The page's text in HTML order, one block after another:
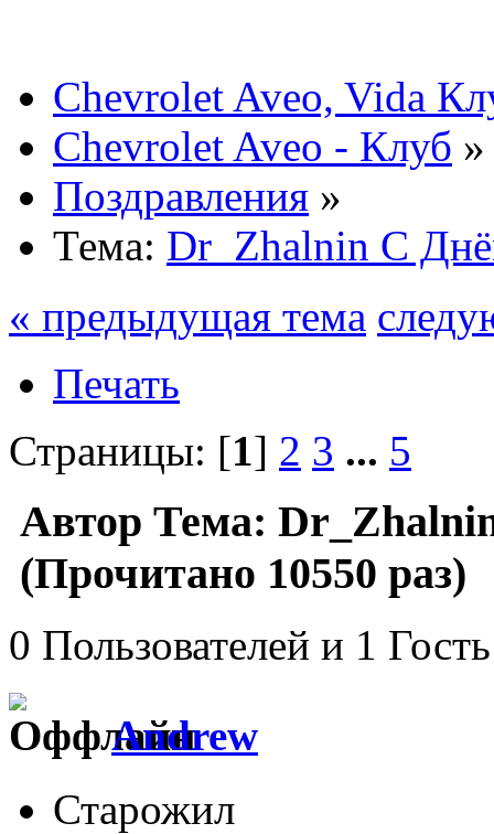
Chevrolet Aveo, Vida
Chevrolet Aveo - Клуб »
Поздравления »
Тема: Dr_Zhalnin С
« предыдущая тема
Печать
Страницы: [1] 2 3 ... 5
Автор Тема:
(Прочитано 10550 раз)
0 Пользователей и 1
Andrew
Старожил